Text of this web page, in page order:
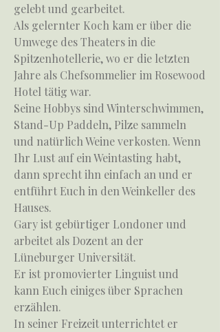
gelebt und gearbeitet.
Als gelernter Koch kam er über die
Umwege des Theaters in die
Spitzenhotellerie, wo er die letzten
Jahre als Chefsommelier im Rosewood
Hotel tätig war.
Seine Hobbys sind Winterschwimmen,
Stand-Up Paddeln, Pilze sammeln
und natürlich Weine verkosten. Wenn
Ihr Lust auf ein Weintasting habt,
dann sprecht ihn einfach an und er
entführt Euch in den Weinkeller des
Hauses.
Gary ist gebürtiger Londoner und
arbeitet als Dozent an der
Lüneburger Universität.
Er ist promovierter Linguist und
kann Euch einiges über Sprachen
erzählen.
In seiner Freizeit unterrichtet er